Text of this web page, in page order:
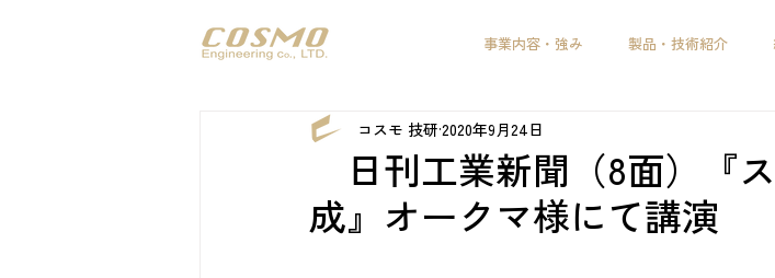
事業内容・強み 製品・技術紹介
日刊工業新聞（8面）『
成』オークマ様にて講演
コスモ 技研 2020年9月24日